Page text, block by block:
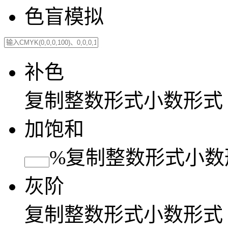
色盲模拟
补色
复制 整数形式小数形式
加饱和
%复制 整数形式小
灰阶
复制 整数形式小数形式